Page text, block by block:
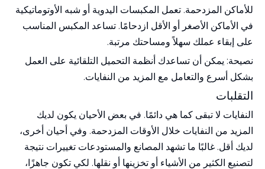
للأماكن المزدحمة. تعمل المكبسات اليدوية أو شبه الأوتوماتيكية
في الأماكن الأصغر أو الأقل ازدحامًا. تساعد المكبس المناسب
على إبقاء عملك سهلاً ومساحتك مرتبة.
نصيحة: يمكن أن تساعدك أنظمة التحميل التلقائية على العمل
بشكل أسرع والتعامل مع المزيد من النفايات.
التقلبات
النفايات لا تبقى كما هي دائمًا. في بعض الأحيان يكون لديك
المزيد من النفايات خلال الأوقات المزدحمة. وفي أحيان أخرى،
لديك أقل. غالبًا ما تشهد المصانع والمستودعات تغييرات نتيجة
لتصنيع الكثير من الأشياء أو تخزينها أو نقلها. لكي تكون جاهزًا،